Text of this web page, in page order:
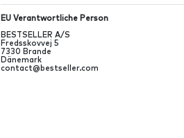
EU Verantwortliche Person
BESTSELLER A/S
Fredsskovvej 5
7330 Brande
Dänemark
contact@bestseller.com